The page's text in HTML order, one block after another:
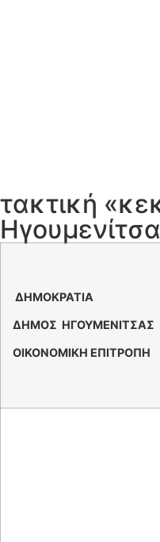
τακτική
ΔΗΜΟΚΡΑΤΙΑ
ΔΗΜΟΣ ΗΓΟΥΜΕΝΙΤΣΑΣ
ΟΙΚΟΝΟΜΙΚΗ ΕΠΙΤΡΟΠΗ